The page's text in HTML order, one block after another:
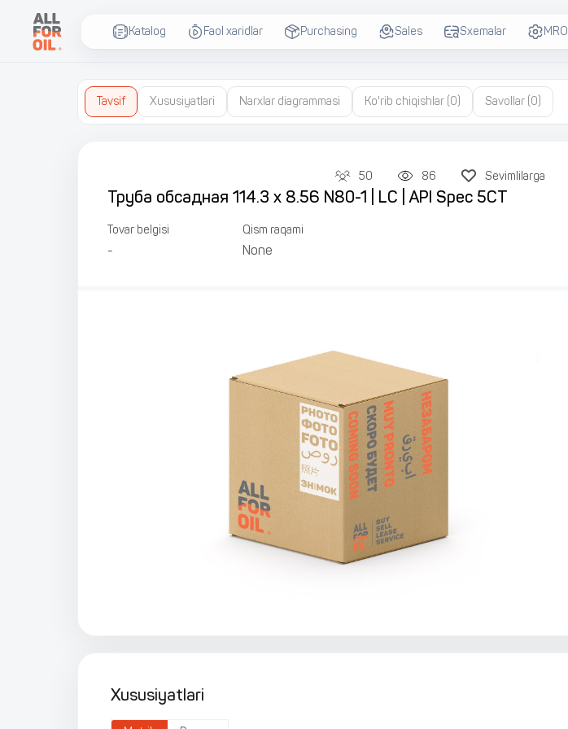
Katalog Faol xaridlar Purchasing Sales Sxemalar MRO
Tavsif Xususiyatlari Narxlar diagrammasi Ko'rib chiqishlar(0) Savollar(0)
50 86 Sevimlilarga
Труба обсадная 114.3 x 8.56 N80-1 | LC | API Spec 5CT
Tovar belgisi
-
Qism raqami
None
Xususiyatlari